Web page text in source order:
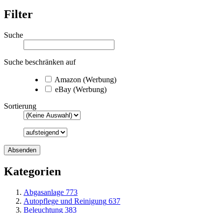
Filter
Suche
Suche beschränken auf
Amazon (Werbung)
eBay (Werbung)
Sortierung
Kategorien
Abgasanlage 773
Autopflege und Reinigung 637
Beleuchtung 383